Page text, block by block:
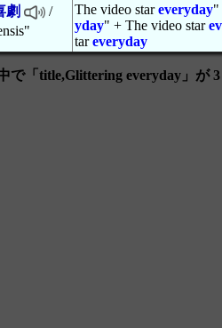
劇
/
The video stareveryday"
yday" + The video star
tareveryday
で「title,Glittering everyday」が